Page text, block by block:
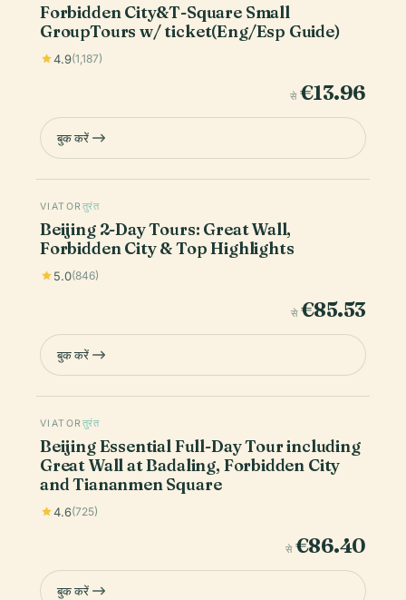
Forbidden City&T-Square Small
GroupTours w/ ticket(Eng/Esp Guide)
4.9(1,187)
से €13.96
बुक करें
VIATOR तुरंत
Beijing 2-Day Tours: Great Wall,
Forbidden City & Top Highlights
5.0(846)
से €85.53
बुक करें
VIATOR तुरंत
Beijing Essential Full-Day Tour including
Great Wall at Badaling, Forbidden City
and Tiananmen Square
4.6(725)
से €86.40
बुक करें